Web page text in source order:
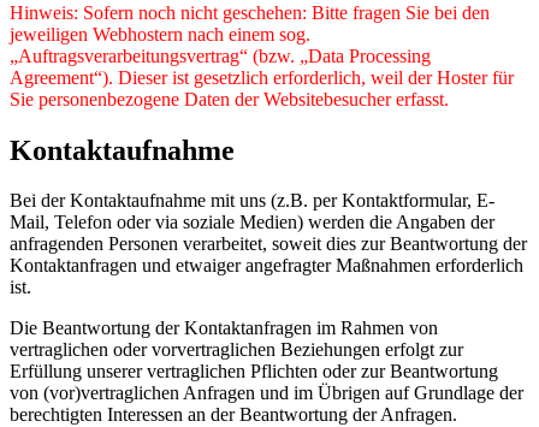
Hinweis: Sofern noch nicht geschehen: Bitte fragen Sie bei den
jeweiligen Webhostern nach einem sog.
„Auftragsverarbeitungsvertrag“ (bzw. „Data Processing
Agreement“). Dieser ist gesetzlich erforderlich, weil der Hoster für
Sie personenbezogene Daten der Websitebesucher erfasst.
Kontaktaufnahme
Bei der Kontaktaufnahme mit uns (z.B. per Kontaktformular, E-
Mail, Telefon oder via soziale Medien) werden die Angaben der
anfragenden Personen verarbeitet, soweit dies zur Beantwortung der
Kontaktanfragen und etwaiger angefragter Maßnahmen erforderlich
ist.
Die Beantwortung der Kontaktanfragen im Rahmen von
vertraglichen oder vorvertraglichen Beziehungen erfolgt zur
Erfüllung unserer vertraglichen Pflichten oder zur Beantwortung
von (vor)vertraglichen Anfragen und im Übrigen auf Grundlage der
berechtigten Interessen an der Beantwortung der Anfragen.